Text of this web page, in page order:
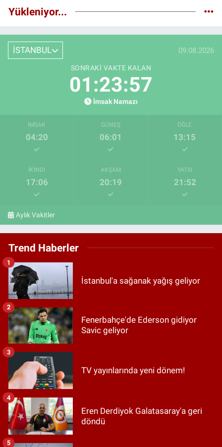
Yükleniyor...
İSTANBUL 09.08.2026
SONRAKI VAKTE KALAN
01:23:56
İmsak Namazı
İMSAK
04:20
GÜNEŞ
06:01
ÖĞLE
13:15
İKINDI
17:06
AKŞAM
20:19
YATSI
21:52
Aylık Vakitler
Trend Haberler
İstanbul'a sağanak yağış geliyor
1
Fenerbahçe'de Ederson gidiyor
Savic geliyor
2
TV yayınlarında yeni dönem!
3
Eren Derdiyok Galatasaray'a geri
döndü
4
5